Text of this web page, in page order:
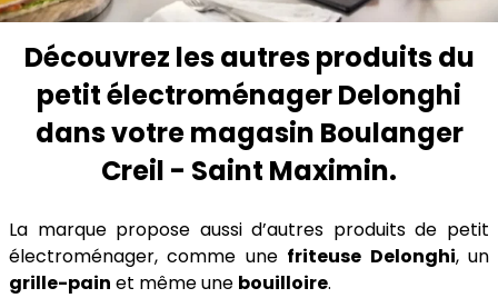
Découvrez les autres produits du
petit électroménager Delonghi
dans votre magasin Boulanger
Creil - Saint Maximin.
La marque propose aussi d’autres produits de petit
électroménager, comme une friteuse Delonghi, un
grille-pain et même une bouilloire.